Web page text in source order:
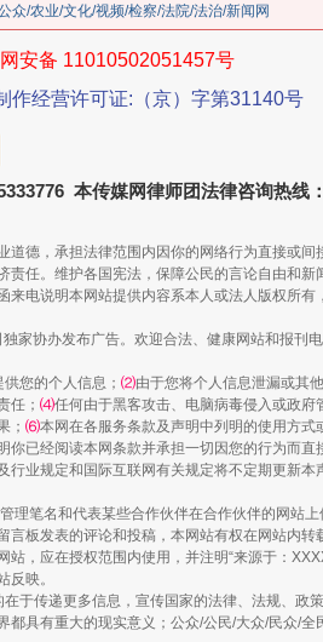
“谁都不
众/农业/文化/视频/检察/法院/法治/新闻网
安备 11010502051457号
作经营许可证:（京）字第31140号
本传媒网律师团法律咨询热线：
德，承担法律范围内因你的网络行为直接或间
任。维护各国宪法，保障公民的言论自由和新
电说明本网站提供内容系本人或法人版权所有
家协办发布广告。欢迎合法、健康网站和报刊
您的个人信息； ⑵由于您将个人信息泄漏或其
任； ⑷任何由于黑客攻击、电脑病毒侵入或政府
； ⑹本网在各服务条款及声明中列明的使用方式
已经阅读本网条款并承担一切因您的行为而直
业规定和国际互联网有关规定将不定期更新本
理笔名和代表某些合作伙伴在合作伙伴的网站
板发表的评论和投稿，本网站有权在网站内转
，应在授权范围内使用，并注明“来源于：
映。
于传递更多信息，宣传国家的法律、法规、政
具有重大的现实意义；公众/公民/大众/民众/全